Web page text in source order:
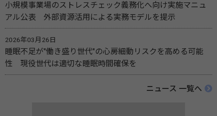
小規模事業場のストレスチェック義務化へ向け実施マニュ
アル公表 外部資源活用による実務モデルを提示
2026年03月26日
睡眠不足が"働き盛り世代"の心房細動リスクを高める可能
性 現役世代は適切な睡眠時間確保を
ニュース 一覧へ